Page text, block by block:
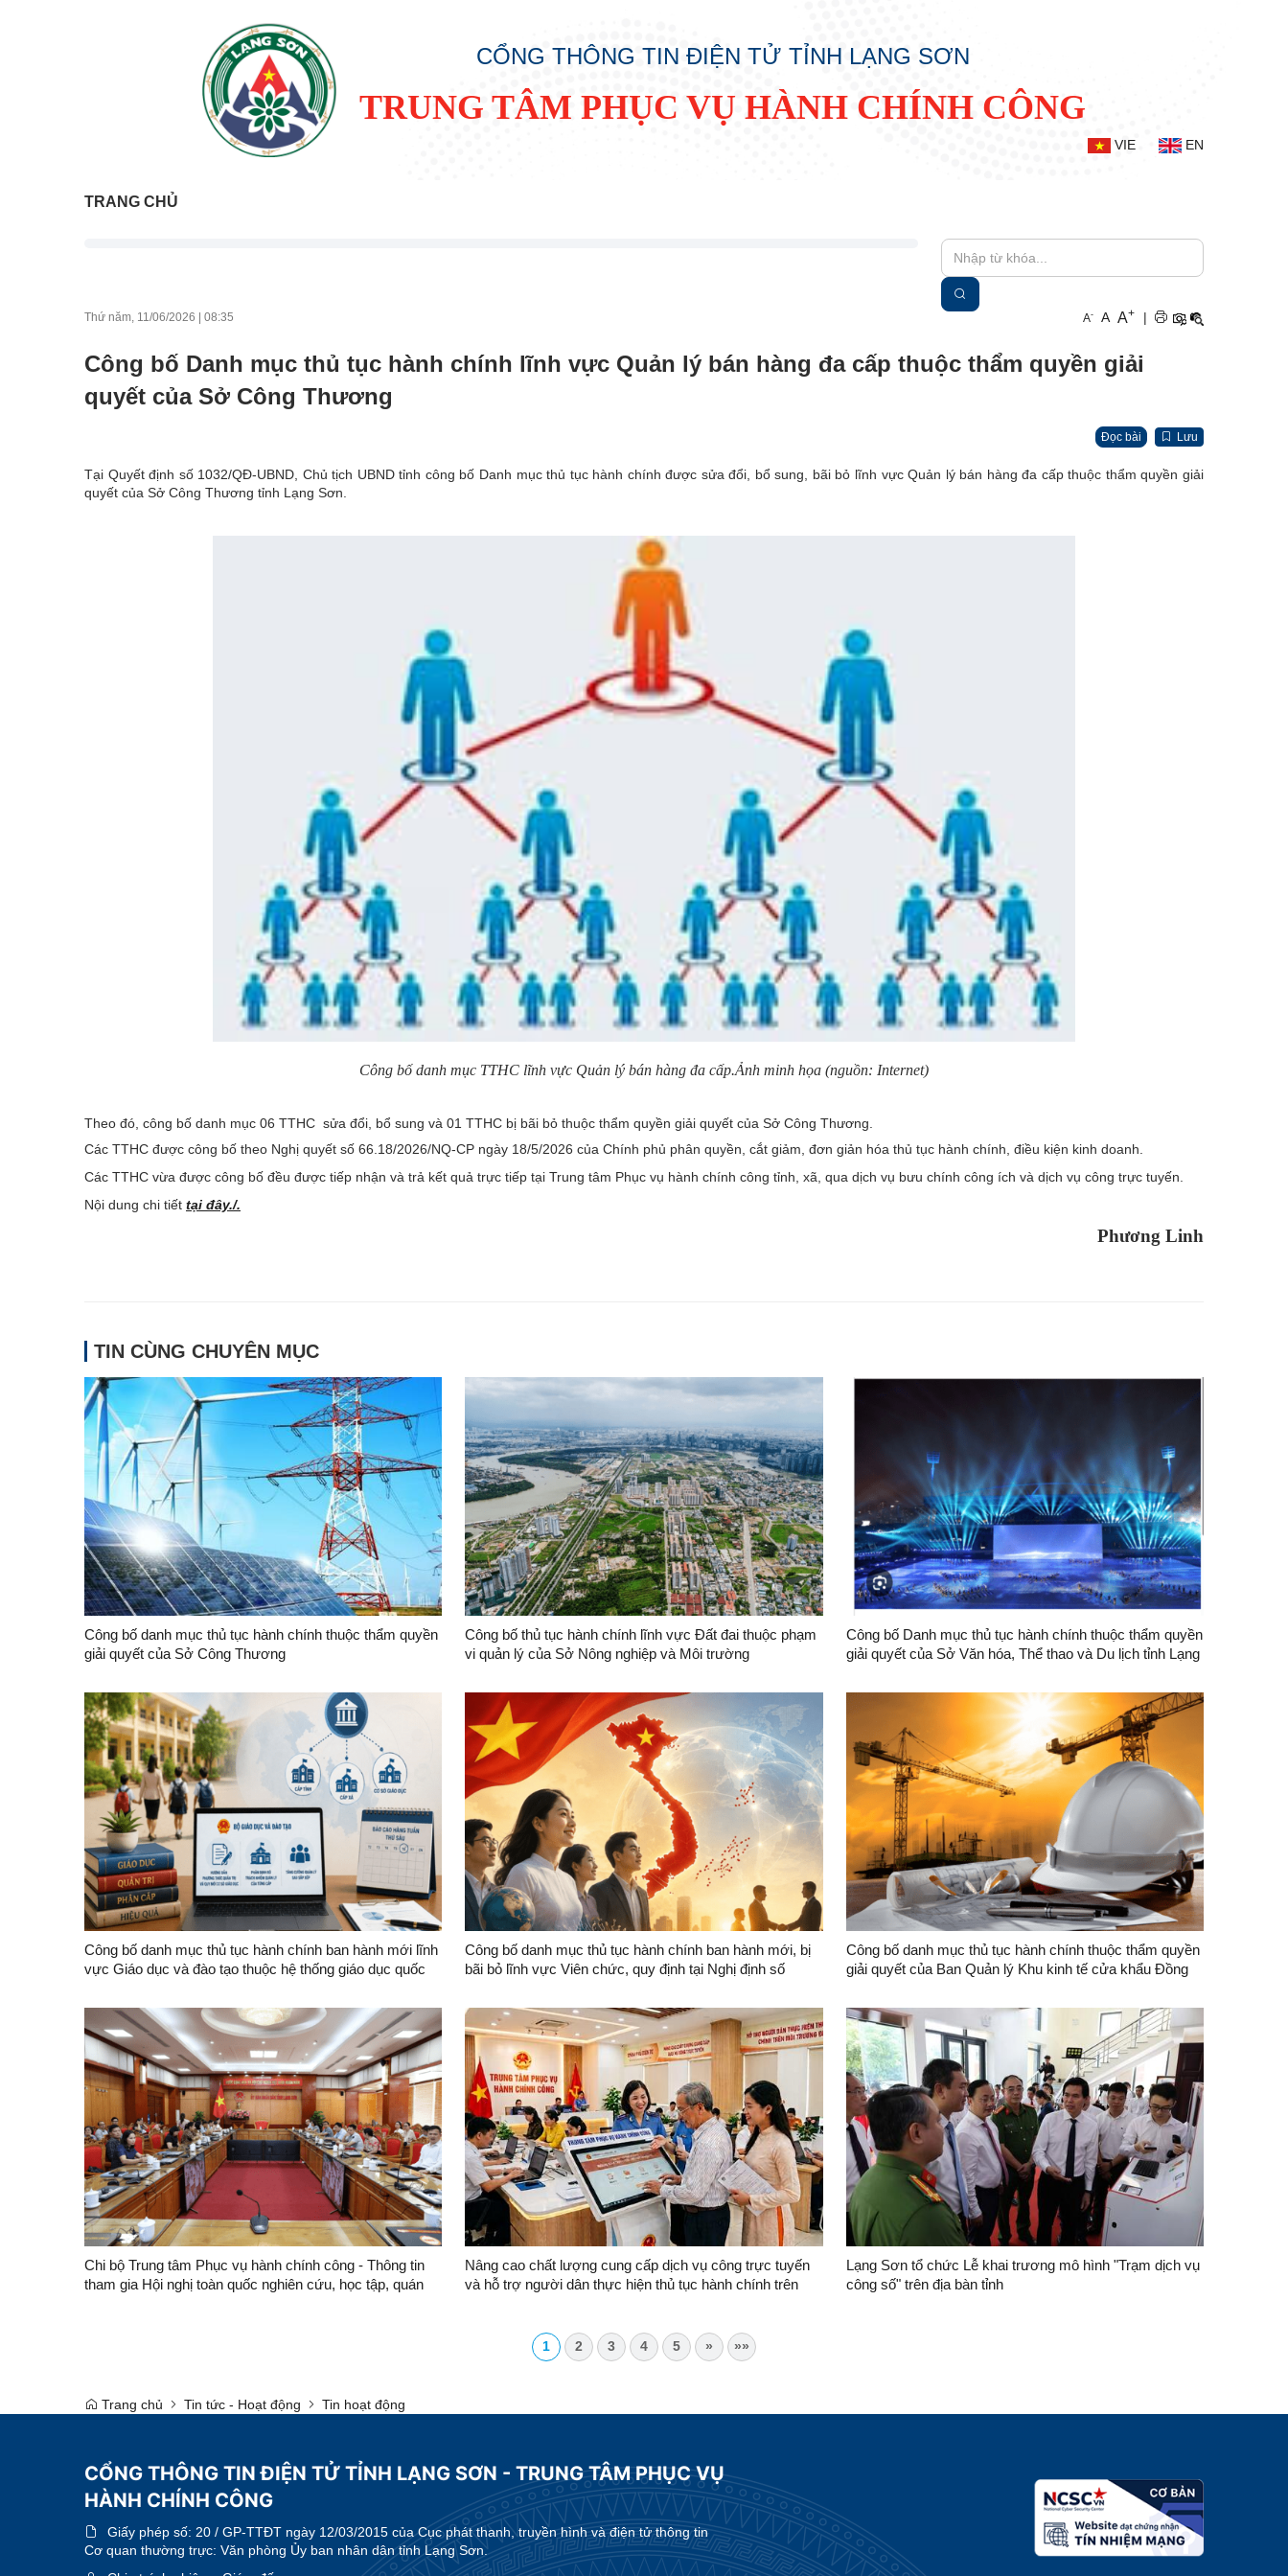
CỔNG THÔNG TIN ĐIỆN TỬ TỈNH LẠNG SƠN
TRUNG TÂM PHỤC VỤ HÀNH CHÍNH CÔNG
VIE EN
TRANG CHỦ
Thứ năm, 11/06/2026 | 08:35 A- A A+ |
Công bố Danh mục thủ tục hành chính lĩnh vực Quản lý bán hàng đa cấp thuộc thẩm quyền giải
quyết của Sở Công Thương
Đọc bài Lưu
Tại Quyết định số 1032/QĐ-UBND, Chủ tịch UBND tỉnh công bố Danh mục thủ tục hành chính được sửa đổi, bổ sung, bãi bỏ lĩnh vực Quản lý bán hàng đa cấp thuộc thẩm quyền giải
quyết của Sở Công Thương tỉnh Lạng Sơn.
Công bố danh mục TTHC lĩnh vực Quản lý bán hàng đa cấp.Ảnh minh họa (nguồn: Internet)
Theo đó, công bố danh mục 06 TTHC sửa đổi, bổ sung và 01 TTHC bị bãi bỏ thuộc thẩm quyền giải quyết của Sở Công Thương.
Các TTHC được công bố theo Nghị quyết số 66.18/2026/NQ-CP ngày 18/5/2026 của Chính phủ phân quyền, cắt giảm, đơn giản hóa thủ tục hành chính, điều kiện kinh doanh.
Các TTHC vừa được công bố đều được tiếp nhận và trả kết quả trực tiếp tại Trung tâm Phục vụ hành chính công tỉnh, xã, qua dịch vụ bưu chính công ích và dịch vụ công trực tuyến.
Nội dung chi tiết tại đây./.
Phương Linh
TIN CÙNG CHUYÊN MỤC
Công bố danh mục thủ tục hành chính thuộc thẩm quyền
giải quyết của Sở Công Thương
Công bố thủ tục hành chính lĩnh vực Đất đai thuộc phạm
vi quản lý của Sở Nông nghiệp và Môi trường
Công bố Danh mục thủ tục hành chính thuộc thẩm quyền
giải quyết của Sở Văn hóa, Thể thao và Du lịch tỉnh Lạng
Công bố danh mục thủ tục hành chính ban hành mới lĩnh
vực Giáo dục và đào tạo thuộc hệ thống giáo dục quốc
Đào tạo tỉnh Lạng Sơn
Công bố danh mục thủ tục hành chính ban hành mới, bị
bãi bỏ lĩnh vực Viên chức, quy định tại Nghị định số
định về tuyển dụng, sử dụng và quản lý viên chức thuộc
phạm vi quản lý, thẩm quyền giải quyết của Sở Nội vụ,
UBND cấp xã trên địa bàn tỉnh Lạng Sơn
Công bố danh mục thủ tục hành chính thuộc thẩm quyền
giải quyết của Ban Quản lý Khu kinh tế cửa khẩu Đồng
Chi bộ Trung tâm Phục vụ hành chính công - Thông tin
tham gia Hội nghị toàn quốc nghiên cứu, học tập, quán
Nâng cao chất lượng cung cấp dịch vụ công trực tuyến
và hỗ trợ người dân thực hiện thủ tục hành chính trên
Lạng Sơn tổ chức Lễ khai trương mô hình "Trạm dịch vụ
công số" trên địa bàn tỉnh
1 2 3 4 5 » »»
Trang chủ Tin tức - Hoạt động Tin hoạt động
CỔNG THÔNG TIN ĐIỆN TỬ TỈNH LẠNG SƠN - TRUNG TÂM PHỤC VỤ
HÀNH CHÍNH CÔNG
Giấy phép số: 20 / GP-TTĐT ngày 12/03/2015 của Cục phát thanh, truyền hình và điện tử thông tin
Cơ quan thường trực: Văn phòng Ủy ban nhân dân tỉnh Lạng Sơn.